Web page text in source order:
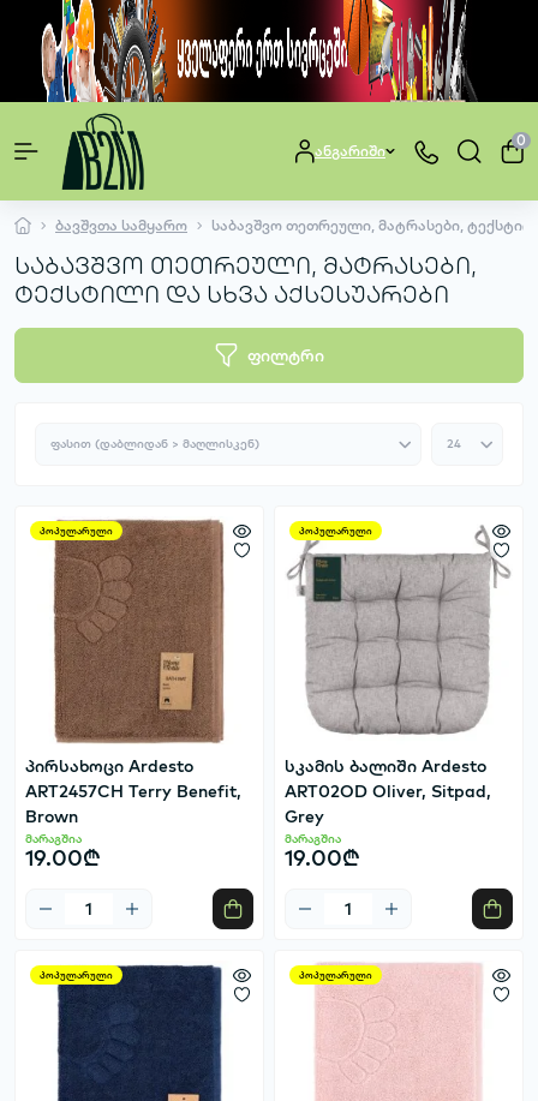
ანგარიში
0
ბავშვთა სამყარო საბავშვო თეთრეული, მატრასები,
საბავშვო თეთრეული, მატრასები,
ტექსტილი და სხვა აქსესუარები
ფილტრი
პოპულარული
პირსახოცი Ardesto
ART2457CH Terry Benefit,
Brown
მარაგშია
19.00₾
პოპულარული
სკამის ბალიში Ardesto
ART02OD Oliver, Sitpad,
Grey
მარაგშია
19.00₾
პოპულარული პოპულარული